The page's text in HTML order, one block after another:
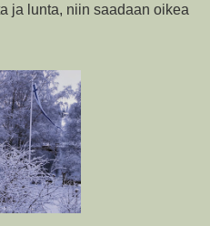
ja lunta, niin saadaan oikea